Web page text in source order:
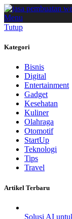
Menu
Tutup
Kategori
Bisnis
Digital
Entertainment
Gadget
Kesehatan
Kuliner
Olahraga
Otomotif
StartUp
Teknologi
Tips
Travel
Artikel Terbaru
Solusi AI